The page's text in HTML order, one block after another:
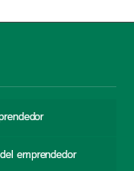
emprendedor